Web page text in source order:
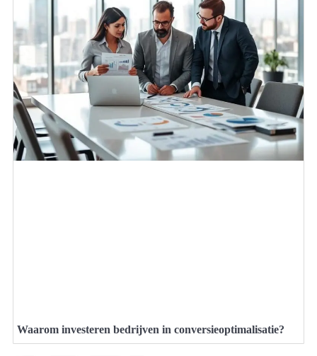
Waarom investeren bedrijven in conversieoptimalisatie?